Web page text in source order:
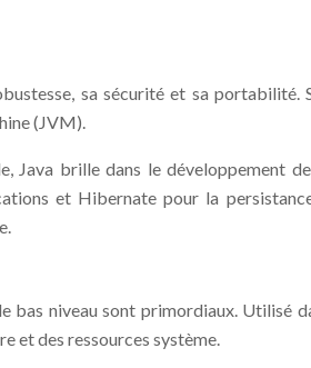
sa sécurité et sa
(JVM).
Java brille dans le développement
et Hibernate pour la
niveau sont primordiaux. Utilisé
et des ressources système.